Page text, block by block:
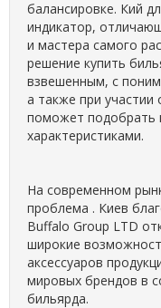
балансировке. Кий
индикатор,
и мастера самого
решение купить
взвешенным, с
а также при участии
поможет подобрать
характеристиками.
На современном
проблема . Киев
Buffalo Group LTD
широкие
аксессуаров
мировых брендов в
бильярда.